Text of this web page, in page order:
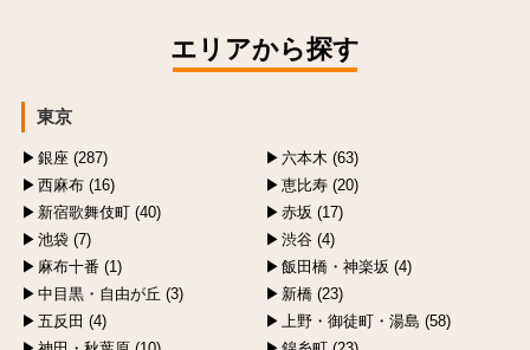
エリアから探す
東京
銀座 (287)
六本木 (63)
西麻布 (16)
恵比寿 (20)
新宿歌舞伎町 (40)
赤坂 (17)
池袋 (7)
渋谷 (4)
麻布十番 (1)
飯田橋・神楽坂 (4)
中目黒・自由が丘 (3)
新橋 (23)
五反田 (4)
上野・御徒町・湯島 (58)